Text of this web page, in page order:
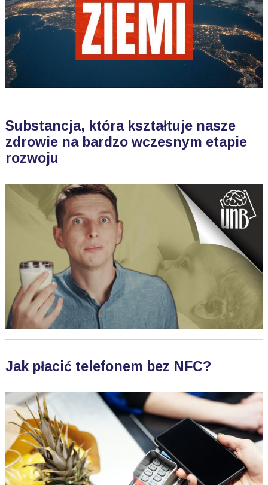
Substancja, która kształtuje nasze
zdrowie na bardzo wczesnym etapie
rozwoju
Jak płacić telefonem bez NFC?